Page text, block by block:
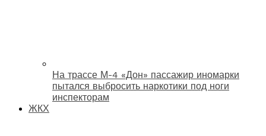
На трассе М-4 «Дон» пассажир иномарки
пытался выбросить наркотики под ноги
инспекторам
ЖКХ